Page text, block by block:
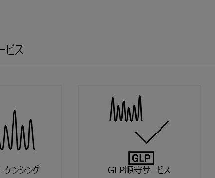
ビス
ケンシング GLP順守サービス